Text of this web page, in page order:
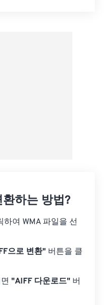
하는 방법?
하여 WMA 파일을 선
으로 변환" 버튼을 클
"AIFF 다운로드" 버